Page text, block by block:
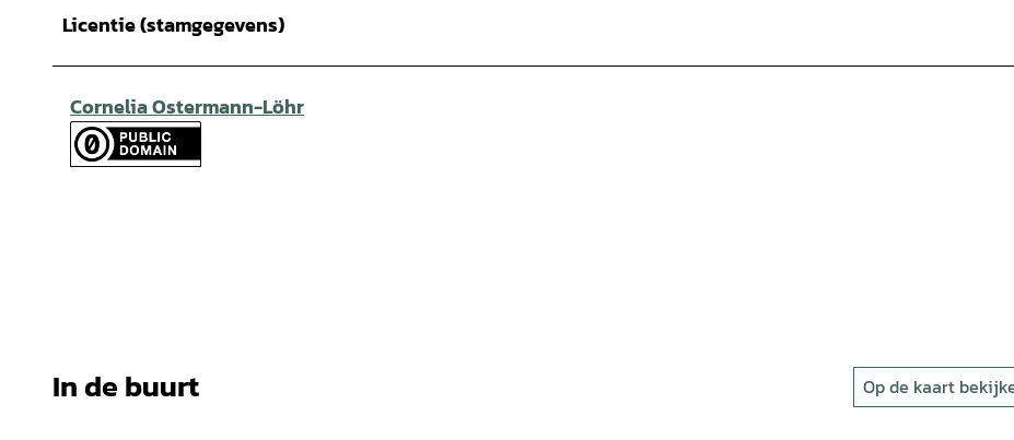
Licentie (stamgegevens)
Cornelia Ostermann-Löhr
In de buurt Op de kaart